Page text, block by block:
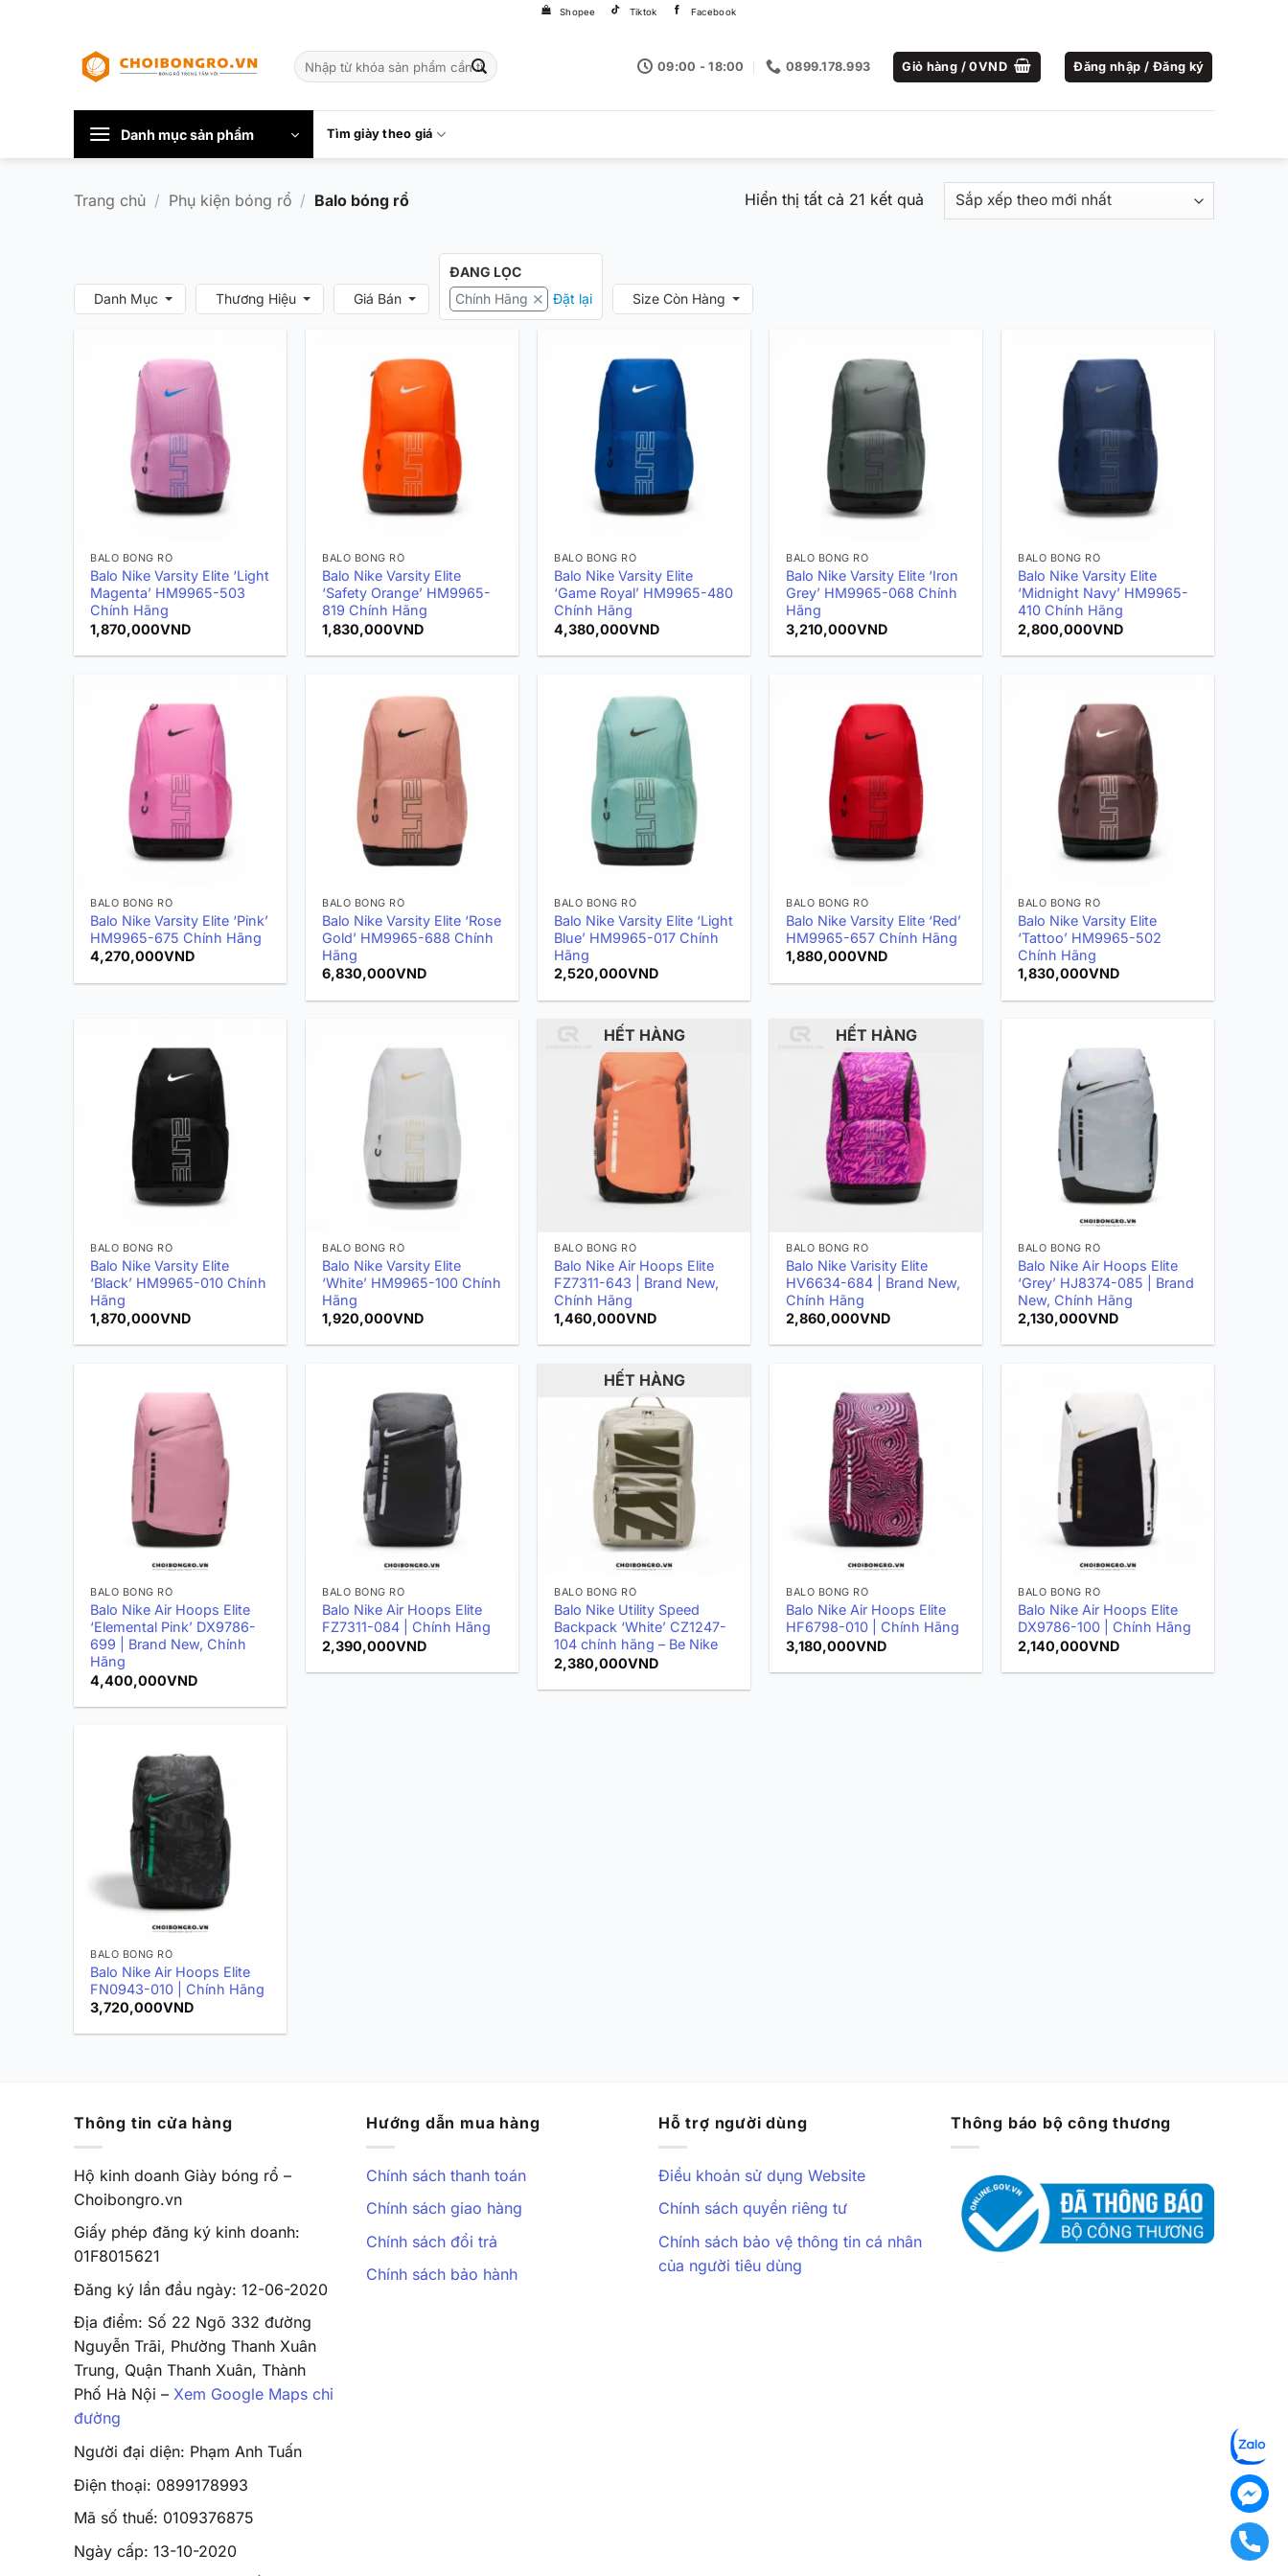
Shopee Tiktok Facebook
kiếm:
09:00 - 18:00 0899.178.993 Giỏ hàng /0VND Đăng nhập / Đăng ký
Danh mục sản phẩm Tìm giày theo giá
Trang chủ / Phụ kiện bóng rổ / Balo bóng rổ Hiển thị tất cả 21 kết quảĐã
sắp
Danh Mục Thương Hiệu Giá Bán
ĐANG LỌC
Chính Hãng
Đặt lại Size Còn Hàng
BALO BÓNG RỔ
Balo Nike Varsity Elite ‘Light
Magenta’ HM9965-503
Chính Hãng
1,870,000VND
BALO BÓNG RỔ
Balo Nike Varsity Elite
‘Safety Orange’ HM9965-
819 Chính Hãng
1,830,000VND
BALO BÓNG RỔ
Balo Nike Varsity Elite
‘Game Royal’ HM9965-480
Chính Hãng
4,380,000VND
BALO BÓNG RỔ
Balo Nike Varsity Elite ‘Iron
Grey’ HM9965-068 Chính
Hãng
3,210,000VND
BALO BÓNG RỔ
Balo Nike Varsity Elite
‘Midnight Navy’ HM9965-
410 Chính Hãng
2,800,000VND
BALO BÓNG RỔ
Balo Nike Varsity Elite ‘Pink’
HM9965-675 Chính Hãng
4,270,000VND
BALO BÓNG RỔ
Balo Nike Varsity Elite ‘Rose
Gold’ HM9965-688 Chính
Hãng
6,830,000VND
BALO BÓNG RỔ
Balo Nike Varsity Elite ‘Light
Blue’ HM9965-017 Chính
Hãng
2,520,000VND
BALO BÓNG RỔ
Balo Nike Varsity Elite ‘Red’
HM9965-657 Chính Hãng
1,880,000VND
BALO BÓNG RỔ
Balo Nike Varsity Elite
‘Tattoo’ HM9965-502
Chính Hãng
1,830,000VND
BALO BÓNG RỔ
Balo Nike Varsity Elite
‘Black’ HM9965-010 Chính
Hãng
1,870,000VND
BALO BÓNG RỔ
Balo Nike Varsity Elite
‘White’ HM9965-100 Chính
Hãng
1,920,000VND
HẾT HÀNG
BALO BÓNG RỔ
Balo Nike Air Hoops Elite
FZ7311-643 | Brand New,
Chính Hãng
1,460,000VND
HẾT HÀNG
BALO BÓNG RỔ
Balo Nike Varisity Elite
HV6634-684 | Brand New,
Chính Hãng
2,860,000VND
BALO BÓNG RỔ
Balo Nike Air Hoops Elite
‘Grey’ HJ8374-085 | Brand
New, Chính Hãng
2,130,000VND
BALO BÓNG RỔ
Balo Nike Air Hoops Elite
‘Elemental Pink’ DX9786-
699 | Brand New, Chính
Hãng
4,400,000VND
BALO BÓNG RỔ
Balo Nike Air Hoops Elite
FZ7311-084 | Chính Hãng
2,390,000VND
HẾT HÀNG
BALO BÓNG RỔ
Balo Nike Utility Speed
Backpack ‘White’ CZ1247-
104 chính hãng – Be Nike
2,380,000VND
BALO BÓNG RỔ
Balo Nike Air Hoops Elite
HF6798-010 | Chính Hãng
3,180,000VND
BALO BÓNG RỔ
Balo Nike Air Hoops Elite
DX9786-100 | Chính Hãng
2,140,000VND
BALO BÓNG RỔ
Balo Nike Air Hoops Elite
FN0943-010 | Chính Hãng
3,720,000VND
Thông tin cửa hàng
Hộ kinh doanh Giày bóng rổ –
Choibongro.vn
Giấy phép đăng ký kinh doanh:
01F8015621
Đăng ký lần đầu ngày: 12-06-2020
Địa điểm: Số 22 Ngõ 332 đường
Nguyễn Trãi, Phường Thanh Xuân
Trung, Quận Thanh Xuân, Thành
Phố Hà Nội – Xem Google Maps chỉ
đường
Người đại diện: Phạm Anh Tuấn
Điện thoại: 0899178993
Mã số thuế: 0109376875
Ngày cấp: 13-10-2020
Hướng dẫn mua hàng
Chính sách thanh toán
Chính sách giao hàng
Chính sách đổi trả
Chính sách bảo hành
Hỗ trợ người dùng
Điều khoản sử dụng Website
Chính sách quyền riêng tư
Chính sách bảo vệ thông tin cá nhân
của người tiêu dùng
Thông báo bộ công thương